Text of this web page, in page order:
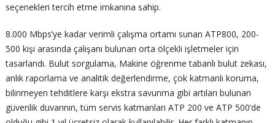
seçenekleri tercih etme imkanına sahip.
8.000 Mbps’ye kadar verimli çalışma ortamı sunan ATP800, 200-
500 kişi arasında çalışanı bulunan orta ölçekli işletmeler için
tasarlandı. Bulut sorgulama, Makine öğrenme tabanlı bulut zekası,
anlık raporlama ve analitik değerlendirme, çok katmanlı koruma,
bilinmeyen tehditlere karşı ekstra savunma gibi artıları bulunan
güvenlik duvarının, tüm servis katmanları ATP 200 ve ATP 500’de